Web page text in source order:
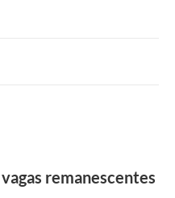
remanescentes